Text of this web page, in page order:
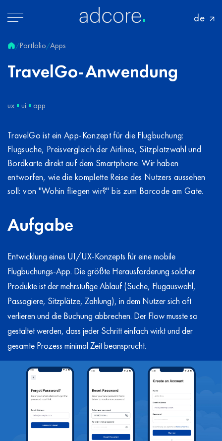
de
/Portfolio/Apps
TravelGo-Anwendung
ux ui app
TravelGo ist ein App-Konzept für die Flugbuchung:
Flugsuche, Preisvergleich der Airlines, Sitzplatzwahl und
Bordkarte direkt auf dem Smartphone. Wir haben
entworfen, wie die komplette Reise des Nutzers aussehen
soll: von "Wohin fliegen wir?" bis zum Barcode am Gate.
Aufgabe
Entwicklung eines UI/UX-Konzepts für eine mobile
Flugbuchungs-App. Die größte Herausforderung solcher
Produkte ist der mehrstufige Ablauf (Suche, Flugauswahl,
Passagiere, Sitzplätze, Zahlung), in dem Nutzer sich oft
verlieren und die Buchung abbrechen. Der Flow musste so
gestaltet werden, dass jeder Schritt einfach wirkt und der
gesamte Prozess minimal Zeit beansprucht.